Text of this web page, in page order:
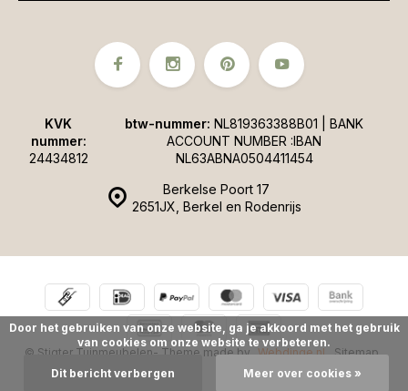
Berkelse Poort 17
2651JX, Berkel en Rodenrijs
KVK
nummer:
24434812
btw-nummer: NL819363388B01 | BANK
ACCOUNT NUMBER :IBAN
NL63ABNA0504411454
© Stigter Tuinmeubelen- Theme made by Webdinge.nl Sitemap
Door het gebruiken van onze website, ga je akkoord met het gebruik
van cookies om onze website te verbeteren.
Dit bericht verbergen Meer over cookies »